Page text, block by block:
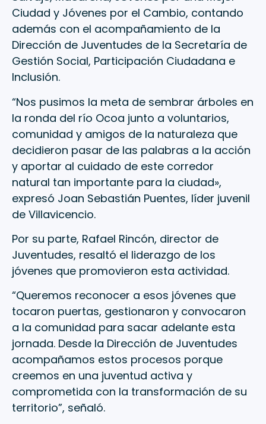
Ciudad y Jóvenes por el Cambio, contando
además con el acompañamiento de la
Dirección de Juventudes de la Secretaría de
Gestión Social, Participación Ciudadana e
Inclusión.
“Nos pusimos la meta de sembrar árboles en
la ronda del río Ocoa junto a voluntarios,
comunidad y amigos de la naturaleza que
decidieron pasar de las palabras a la acción
y aportar al cuidado de este corredor
natural tan importante para la ciudad»,
expresó Joan Sebastián Puentes, líder juvenil
de Villavicencio.
Por su parte, Rafael Rincón, director de
Juventudes, resaltó el liderazgo de los
jóvenes que promovieron esta actividad.
“Queremos reconocer a esos jóvenes que
tocaron puertas, gestionaron y convocaron
a la comunidad para sacar adelante esta
jornada. Desde la Dirección de Juventudes
acompañamos estos procesos porque
creemos en una juventud activa y
comprometida con la transformación de su
territorio”, señaló.